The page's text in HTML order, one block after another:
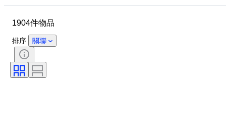
時期
技術
語言
比例
出售者：
1904件物品
排序 關聯